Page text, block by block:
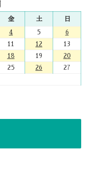
金 土 日
4 5
6
11 12
13
18 19
20
25 26
27